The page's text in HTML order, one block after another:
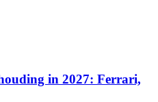
in 2027: Ferrari,